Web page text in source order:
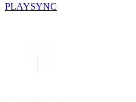
PLAYSYNC